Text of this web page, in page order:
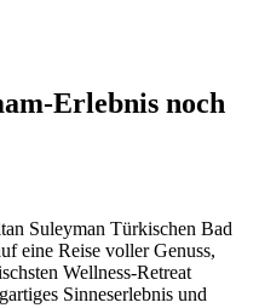
Erlebnis noch
Suleyman Türkischen Bad
eine Reise voller Genuss,
Wellness-Retreat
Sinneserlebnis und